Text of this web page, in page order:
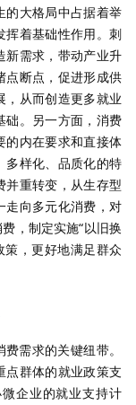
的大格局中占据着举
挥着基础性作用。刺
新需求，带动产业升
点断点，促进形成供
，从而创造更多就业
础。另一方面，消费
的内在要求和直接体
多样化、品质化的特
并重转变，从生存型
走向多元化消费，对
，制定实施“以旧换
策，更好地满足群众
需求的关键纽带。
点群体的就业政策支
企业的就业支持计